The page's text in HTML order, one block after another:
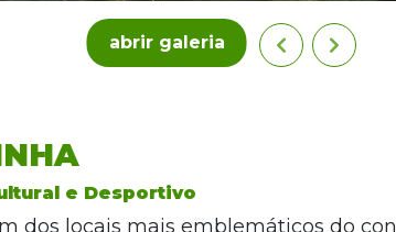
abrir galeria
e Desportivo
dos locais mais emblemáticos do